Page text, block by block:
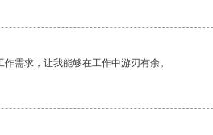
需求，让我能够在工作中游刃有余。